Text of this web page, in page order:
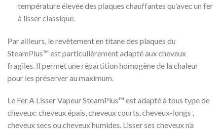
température élevée des plaques chauffantes qu’avec un fer
à lisser classique.
Par ailleurs, le revêtement en titane des plaques du
SteamPlus™ est particulièrement adapté aux cheveux
fragiles. Il permet une répartition homogène de la chaleur
pour les préserver au maximum.
Le Fer A Lisser Vapeur SteamPlus™ est adapté à tous type de
cheveux: cheveux épais, cheveux courts, cheveux-longs ,
cheveux secs ou cheveux humides. Lisser ses cheveux n’a